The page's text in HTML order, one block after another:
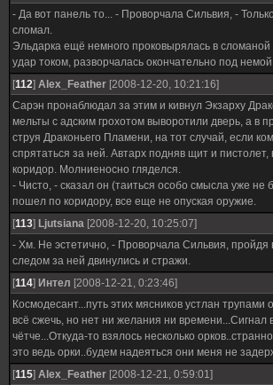
- Да вот панель то... - Проворчала Сильвия, -
сломал.
Эльдарка ещё немного проковырялась в сломаной
удар током, разворчалась окончательно под
[112] Alex_Feather [2008-12-20, 10:21:16]
Сарэн пронаблюдал за этим и кивнул Экзарху
мельты с адским грохотом выворотили дверь, а в
струя Драконьего Пламени, на тот случай, если
спрятаться за ней. Автарх подняв щит и
коридор. Молниеносно гляделся.
- Чисто, - сказал он (таиться особо смысла уже не
пошел по коридору, все еще не опуская оружие.
[113] Ljutsiana [2008-12-20, 10:25:07]
- Хм. Не эстетично, - Проворчала Сильвия, пройдя
следом за ней двинулись и стражи.
[114] Интел [2008-12-21, 0:23:46]
Космодесант...путь этих мясников устлан трупами
всё сжечь, но нет ни желания ни времени...Сигнал
чётче...Откуда-то взялось несколько
это ведь орки..будем надеяться они меня не
[115] Alex_Feather [2008-12-21, 0:59:01]